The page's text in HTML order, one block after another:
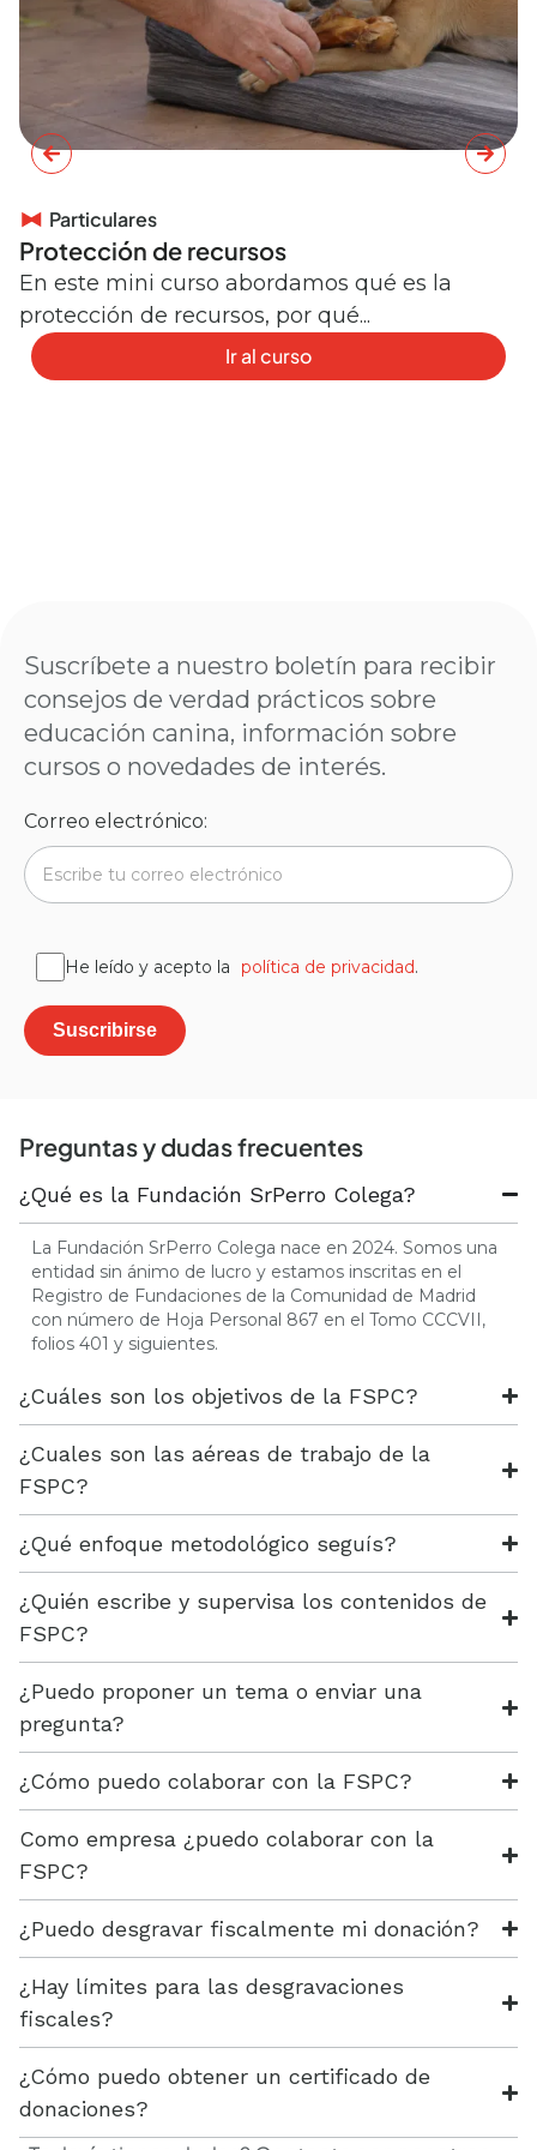
Particulares
Protección de recursos
En este mini curso abordamos qué es la
protección de recursos, por qué...
Ir al curso
Suscríbete a nuestro boletín para recibir
consejos de verdad prácticos sobre
educación canina, información sobre
cursos o novedades de interés.
Correo electrónico:
He leído y acepto la política de privacidad.
Preguntas y dudas frecuentes
¿Qué es la Fundación SrPerro Colega?
La Fundación SrPerro Colega nace en 2024. Somos una
entidad sin ánimo de lucro y estamos inscritas en el
Registro de Fundaciones de la Comunidad de Madrid
con número de Hoja Personal 867 en el Tomo CCCVII,
folios 401 y siguientes.
¿Cuáles son los objetivos de la FSPC?
¿Cuales son las aéreas de trabajo de la
FSPC?
¿Qué enfoque metodológico seguís?
¿Quién escribe y supervisa los contenidos de
FSPC?
¿Puedo proponer un tema o enviar una
pregunta?
¿Cómo puedo colaborar con la FSPC?
Como empresa ¿puedo colaborar con la
FSPC?
¿Puedo desgravar fiscalmente mi donación?
¿Hay límites para las desgravaciones
fiscales?
¿Cómo puedo obtener un certificado de
donaciones?